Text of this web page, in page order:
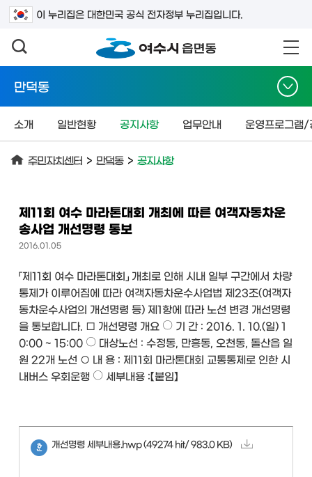
이 누리집은 대한민국 공식 전자정부 누리집입니다.
검색어를 입력하세요
만덕동
소개 일반현황 공지사항 업무안내 운영프로그램/
주민자치센터 > 만덕동 > 공지사항
제11회 여수 마라톤대회 개최에 따른 여객자동차운
송사업 개선명령 통보
2016.01.05
「제11회 여수 마라톤대회」 개최로 인해 시내 일부 구간에서 차량
통제가 이루어짐에 따라 여객자동차운수사업법 제23조(여객자
동차운수사업의 개선명령 등) 제1항에 따라 노선 변경 개선명령
을 통보합니다. □ 개선명령 개요 〇 기 간 : 2016. 1. 10.(일) 1
0:00 ~ 15:00 〇 대상노선 : 수정동, 만흥동, 오천동, 돌산읍 일
원 22개 노선 ○ 내 용 : 제11회 마라톤대회 교통통제로 인한 시
내버스 우회운행 〇 세부내용 :【붙임】
개선명령 세부내용.hwp (49274 hit/ 983.0 KB)